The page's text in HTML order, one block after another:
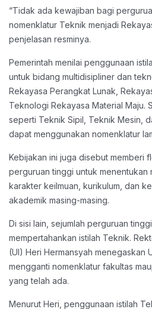
“Tidak ada kewajiban bagi
nomenklatur Teknik menjadi
penjelasan resminya.
Pemerintah menilai penggunaan
untuk bidang multidisipliner dan
Rekayasa Perangkat Lunak,
Teknologi Rekayasa Material Maju.
seperti Teknik Sipil, Teknik Mesin,
dapat menggunakan nomenklatur
Kebijakan ini juga disebut memberi
perguruan tinggi untuk menentukan
karakter keilmuan, kurikulum, dan
akademik masing-masing.
Di sisi lain, sejumlah perguruan
mempertahankan istilah Teknik.
(UI) Heri Hermansyah menegaskan
mengganti nomenklatur fakultas
yang telah ada.
Menurut Heri, penggunaan istilah